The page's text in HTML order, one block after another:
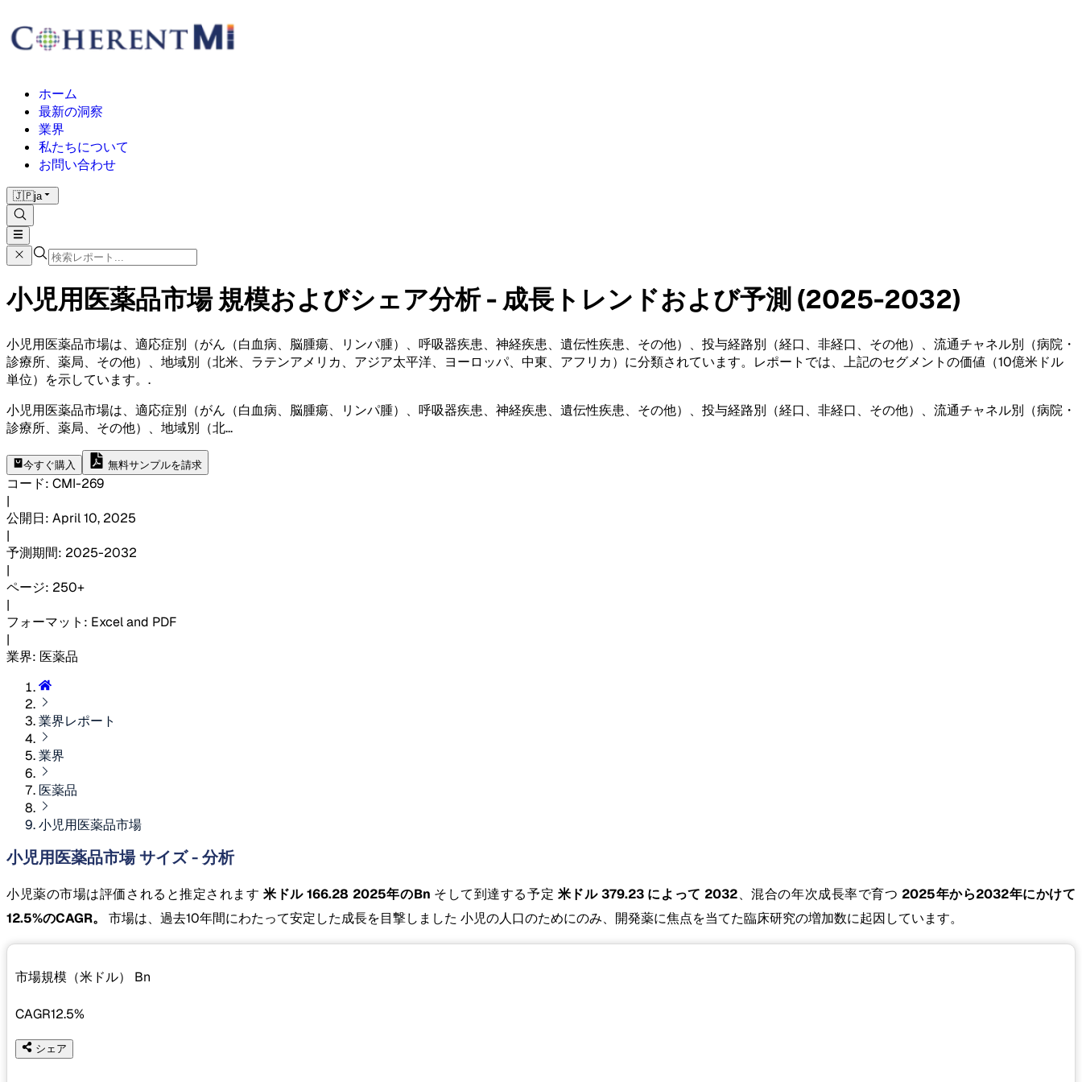
ホーム
最新の洞察
業界
私たちについて
お問い合わせ
🇯🇵ja
小児用医薬品市場 規模およびシェア分析 - 成長トレンドおよび予測 (2025-2032)
小児用医薬品市場は、適応症別（がん（白血病、脳腫瘍、リンパ腫）、呼吸器疾患、神経疾患、遺伝性疾患、その他）、投与経路別（経口、非経口、その他）、流通チャネル別（病院・
診療所、薬局、その他）、地域別（北米、ラテンアメリカ、アジア太平洋、ヨーロッパ、中東、アフリカ）に分類されています。レポートでは、上記のセグメントの価値（10億米ドル
単位）を示しています。 .
小児用医薬品市場は、適応症別（がん（白血病、脳腫瘍、リンパ腫）、呼吸器疾患、神経疾患、遺伝性疾患、その他）、投与経路別（経口、非経口、その他）、流通チャネル別（病院・
診療所、薬局、その他）、地域別（北...
今すぐ購入 無料サンプルを請求
コード: CMI-269
|
公開日: April 10, 2025
|
予測期間: 2025-2032
|
ページ: 250+
|
フォーマット : Excel and PDF
|
業界: 医薬品
業界レポート
業界
医薬品
小児用医薬品市場
小児用医薬品市場 サイズ - 分析
小児薬の市場は評価されると推定されます米ドル 166.28 2025年のBn そして到達する予定 米ドル 379.23 によって 2032、混合の年次成長率で育つ 2025年から2032年にかけて
12.5%のCAGR。 市場は、過去10年間にわたって安定した成長を目撃しました 小児の人口のためにのみ、開発薬に焦点を当てた臨床研究の増加数に起因しています。
市場規模（米ドル） Bn
CAGR12.5%
シェア